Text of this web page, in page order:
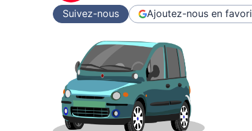
Suivez-nous Ajoutez-nous en favori